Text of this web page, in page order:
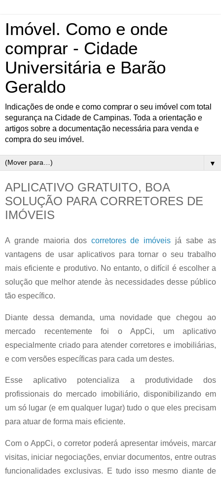
Imóvel. Como e onde
comprar - Cidade
Universitária e Barão
Geraldo
Indicações de onde e como comprar o seu imóvel com total
segurança na Cidade de Campinas. Toda a orientação e
artigos sobre a documentação necessária para venda e
compra do seu imóvel.
▼
APLICATIVO GRATUITO, BOA
SOLUÇÃO PARA CORRETORES DE
IMÓVEIS
A grande maioria dos corretores de imóveis já sabe as
vantagens de usar aplicativos para tornar o seu trabalho
mais eficiente e produtivo. No entanto, o difícil é escolher a
solução que melhor atende às necessidades desse público
tão específico.
Diante dessa demanda, uma novidade que chegou ao
mercado recentemente foi o AppCi, um aplicativo
especialmente criado para atender corretores e imobiliárias,
e com versões específicas para cada um destes.
Esse aplicativo potencializa a produtividade dos
profissionais do mercado imobiliário, disponibilizando em
um só lugar (e em qualquer lugar) tudo o que eles precisam
para atuar de forma mais eficiente.
Com o AppCi, o corretor poderá apresentar imóveis, marcar
visitas, iniciar negociações, enviar documentos, entre outras
funcionalidades exclusivas. E tudo isso mesmo diante de